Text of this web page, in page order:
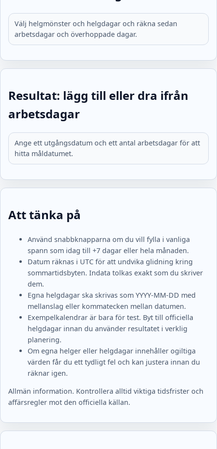
Välj helgmönster och helgdagar och räkna sedan
arbetsdagar och överhoppade dagar.
Resultat: lägg till eller dra ifrån
arbetsdagar
Ange ett utgångsdatum och ett antal arbetsdagar för att
hitta måldatumet.
Att tänka på
Använd snabbknapparna om du vill fylla i vanliga
spann som idag till +7 dagar eller hela månaden.
Datum räknas i UTC för att undvika glidning kring
sommartidsbyten. Indata tolkas exakt som du skriver
dem.
Egna helgdagar ska skrivas som YYYY-MM-DD med
mellanslag eller kommatecken mellan datumen.
Exempelkalendrar är bara för test. Byt till officiella
helgdagar innan du använder resultatet i verklig
planering.
Om egna helger eller helgdagar innehåller ogiltiga
värden får du ett tydligt fel och kan justera innan du
räknar igen.
Allmän information. Kontrollera alltid viktiga tidsfrister och
affärsregler mot den officiella källan.